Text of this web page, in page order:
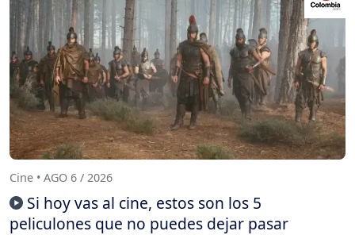
Cine • AGO 6 / 2026
Si hoy vas al cine, estos son los 5
peliculones que no puedes dejar pasar